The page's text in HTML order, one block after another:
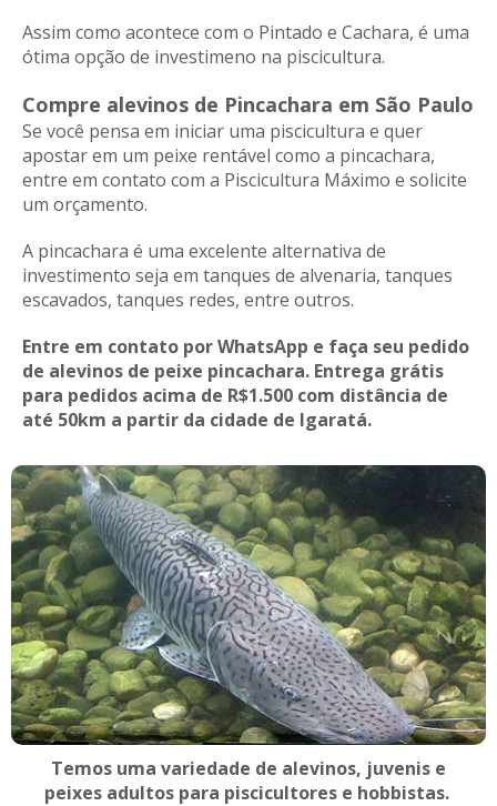
Assim como acontece com o Pintado e Cachara, é uma
ótima opção de investimeno na piscicultura.
Compre alevinos de Pincachara em São Paulo
Se você pensa em iniciar uma piscicultura e quer
apostar em um peixe rentável como a pincachara,
entre em contato com a Piscicultura Máximo e solicite
um orçamento.
A pincachara é uma excelente alternativa de
investimento seja em tanques de alvenaria, tanques
escavados, tanques redes, entre outros.
Entre em contato por WhatsApp e faça seu pedido
de alevinos de peixe pincachara. Entrega grátis
para pedidos acima de R$1.500 com distância de
até 50km a partir da cidade de Igaratá.
Temos uma variedade de alevinos, juvenis e
peixes adultos para piscicultores e hobbistas.